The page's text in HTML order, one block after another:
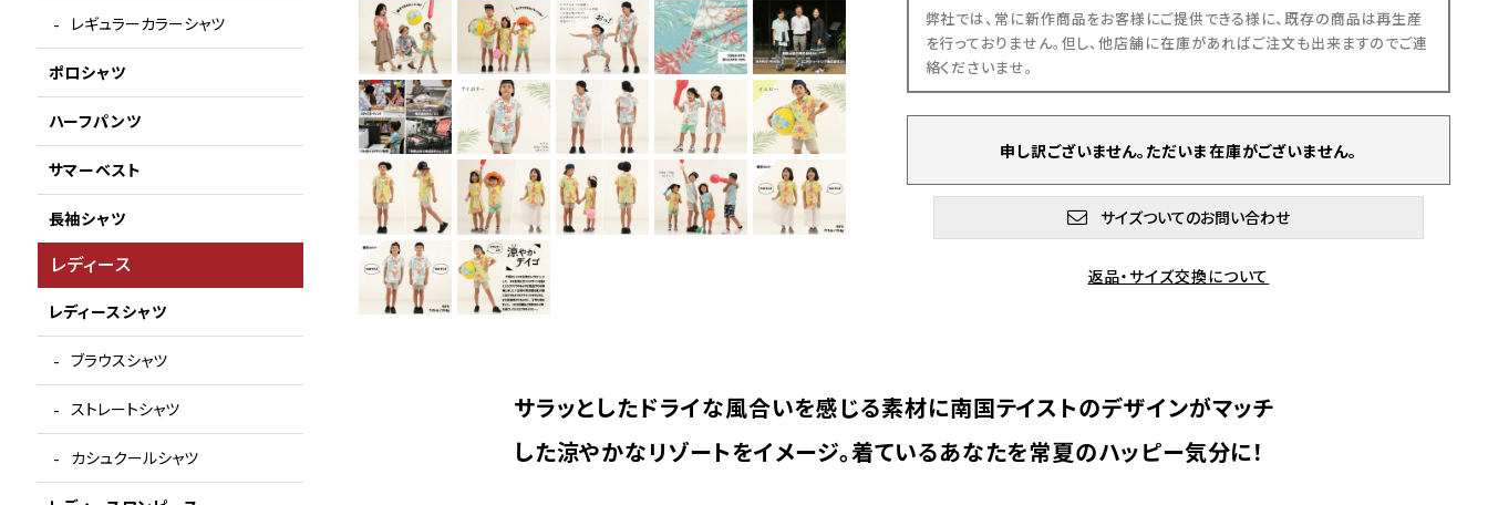
レギュラーカラーシャツ
ポロシャツ
ハーフパンツ
サマーベスト
長袖シャツ
レディース
レディースシャツ
ブラウスシャツ
ストレートシャツ
カシュクールシャツ
弊社では、常に新作商品をお客様にご提供できる様に、既存の商品は再生産
を行っておりません。但し、他店舗に在庫があればご注文も出来ますのでご連
絡くださいませ。
申し訳ございません。ただいま在庫がございません。
サイズついてのお問い合わせ
返品・サイズ交換について
サラッとしたドライな風合いを感じる素材に南国テイストのデザインがマッチ
した涼やかなリゾートをイメージ。着ているあなたを常夏のハッピー気分に！